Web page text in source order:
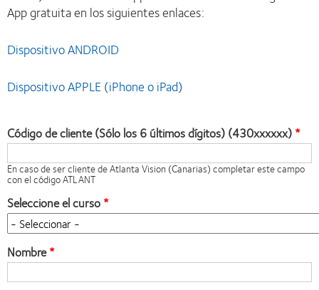
App gratuita en los siguientes enlaces:
Dispositivo ANDROID
Dispositivo APPLE (iPhone o iPad)
Código de cliente (Sólo los 6 últimos dígitos) (430xxxxxx)
En caso de ser cliente de Atlanta Vision (Canarias) completar este campo
con el código ATLANT
Seleccione el curso
Nombre